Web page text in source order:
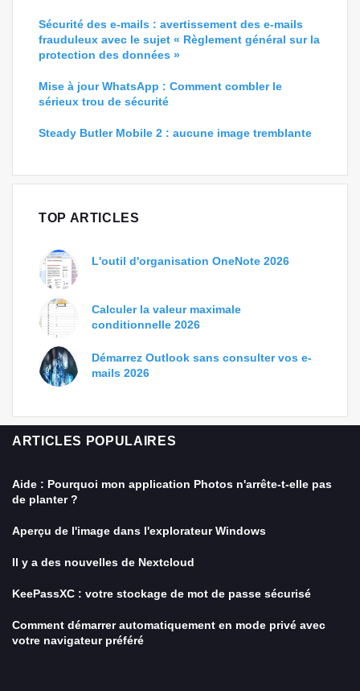
Sécurité des e-mails : avertissement des e-mails
frauduleux avec le sujet « Règlement général sur la
protection des données »
Mise à jour WhatsApp : Comment combler le
sérieux trou de sécurité
Steady Butler Mobile 2 : aucune image tremblante
TOP ARTICLES
L'outil d'organisation OneNote 2026
Calculer la valeur maximale
conditionnelle 2026
Démarrez Outlook sans consulter vos e-
mails 2026
ARTICLES POPULAIRES
Aide : Pourquoi mon application Photos n'arrête-t-elle pas
de planter ?
Aperçu de l'image dans l'explorateur Windows
Il y a des nouvelles de Nextcloud
KeePassXC : votre stockage de mot de passe sécurisé
Comment démarrer automatiquement en mode privé avec
votre navigateur préféré